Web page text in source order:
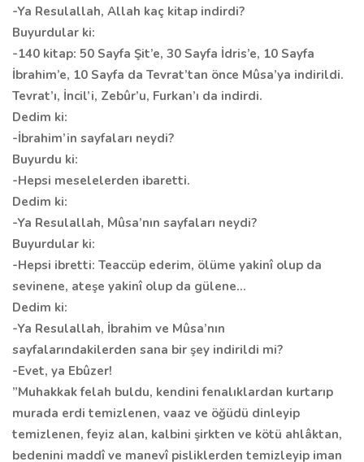
-Ya Resulallah, Allah kaç kitap indirdi?
Buyurdular ki:
-140 kitap: 50 Sayfa Şit’e, 30 Sayfa İdris’e, 10 Sayfa
İbrahim’e, 10 Sayfa da Tevrat’tan önce Mûsa’ya indirildi.
Tevrat’ı, İncil’i, Zebûr’u, Furkan’ı da indirdi.
Dedim ki:
-İbrahim’in sayfaları neydi?
Buyurdu ki:
-Hepsi meselelerden ibaretti.
Dedim ki:
-Ya Resulallah, Mûsa’nın sayfaları neydi?
Buyurdular ki:
-Hepsi ibretti: Teaccüp ederim, ölüme yakinî olup da
sevinene, ateşe yakinî olup da gülene…
Dedim ki:
-Ya Resulallah, İbrahim ve Mûsa’nın
sayfalarındakilerden sana bir şey indirildi mi?
-Evet, ya Ebûzer!
”Muhakkak felah buldu, kendini fenalıklardan kurtarıp
murada erdi temizlenen, vaaz ve öğüdü dinleyip
temizlenen, feyiz alan, kalbini şirkten ve kötü ahlâktan,
bedenini maddî ve manevî pisliklerden temizleyip iman